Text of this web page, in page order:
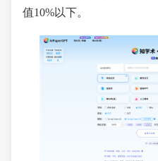
值10%以下。